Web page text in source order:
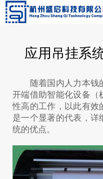
应用吊挂系
随着国内人力本钱
开端借助智能化设备（
性高的工作，以此有效
是一个显著的代表，详
统的优点。